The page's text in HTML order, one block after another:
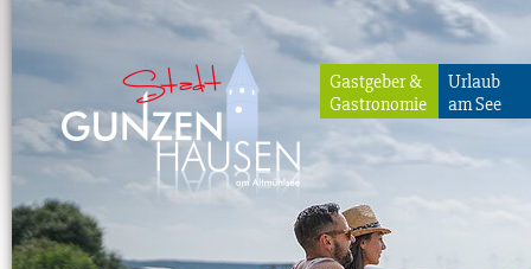
Gunzenhausen
Gastgeber &
Gastronomie
Urlaub
am See